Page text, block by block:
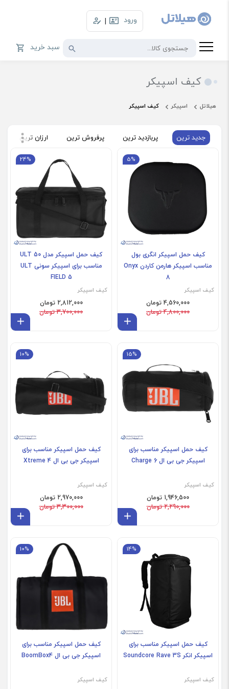
ورود |
سبد خرید
کیف اسپیکر
هیلاتل اسپیکر کیف اسپیکر
جدید ترین پربازدید ترین پرفروش ترین ارزان ترین
5%
کیف حمل اسپیکر انگری بول
مناسب اسپیکر هارمن کاردن Onyx
8
کیف اسپیکر
4,560,000 تومان
4,800,000 تومان
24%
کیف حمل اسپیکر مدل ULT 50
مناسب برای اسپیکر سونی ULT
FIELD 5
کیف اسپیکر
2,812,000 تومان
3,700,000 تومان
15%
کیف حمل اسپیکر مناسب برای
اسپیکر جی بی ال Charge 6
کیف اسپیکر
1,946,500 تومان
2,290,000 تومان
10%
کیف حمل اسپیکر مناسب برای
اسپیکر جی بی ال Xtreme 4
کیف اسپیکر
2,970,000 تومان
3,300,000 تومان
14%
کیف حمل اسپیکر مناسب برای
اسپیکر انکر Soundcore Rave 3S
کیف اسپیکر
10%
کیف حمل اسپیکر مناسب برای
اسپیکر جی بی ال BoomBox4
کیف اسپیکر